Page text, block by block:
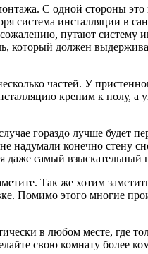
С одной стороны это
система инсталляции в
путают систему
который должен
частей. У
крепим к полу, а
гораздо лучше будет
надумали конечно стену
даже самый взыскательный
Так же хотим
Помимо этого многие
в любом месте, где
свою комнату более